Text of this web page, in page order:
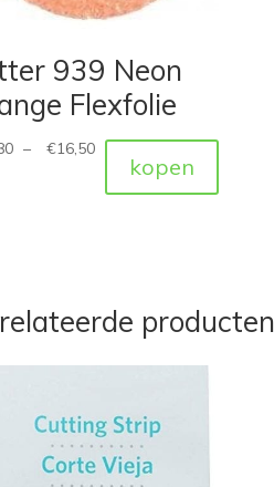
939 Neon
Flexfolie
– €16,50
kopen
producten